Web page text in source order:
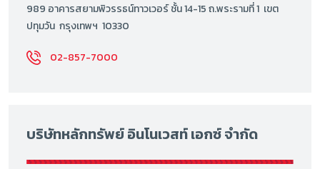
989 อาคารสยามพิวรรธน์ทาวเวอร์ ชั้น 14-15 ถ.พระรามที่ 1 เขต
ปทุมวัน กรุงเทพฯ 10330
02-857-7000
บริษัทหลักทรัพย์ อินโนเวสท์ เอกซ์ จำกัด